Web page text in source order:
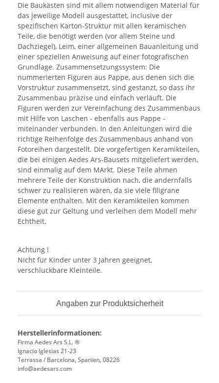
Die Baukästen sind mit allem notwendigen Material für
das jeweilige Modell ausgestattet, inclusive der
spezifischen Karton-Struktur mit allen keramischen
Teile, die benötigt werden (vor allem Steine und
Dachziegel), Leim, einer allgemeinen Bauanleitung und
einer speziellen Anweisung auf einer fotografischen
Grundlage. Zusammensetzungssystem: Die
nummerierten Figuren aus Pappe, aus denen sich die
Vorstruktur zusammensetzt, sind gestanzt, so dass ihr
Zusammenbau präzise und einfach verläuft. Die
Figuren werden zur Vereinfachung des Zusammenbaus
mit Hilfe von Laschen - ebenfalls aus Pappe -
miteinander verbunden. In den Anleitungen wird die
richtige Reihenfolge des Zusammenbaus anhand von
Fotoreihen dargestellt. Die vorgefertigen Keramikteilen,
die bei einigen Aedes Ars-Bausets mitgeliefert werden,
sind einmalig auf dem MArkt. Diese Teile ahmen
mehrere Teile der Konstruktion nach, die andernfalls
schwer zu realisieren wären, da sie viele filigrane
Elemente enthalten. Mit den Keramikteilen kommen
diese gut zur Geltung und verleihen dem Modell mehr
Echtheit.
Achtung !
Nicht für Kinder unter 3 Jahren geeignet,
verschluckbare Kleinteile.
Angaben zur Produktsicherheit
Herstellerinformationen:
Firma Aedes Ars S.L. ®
Ignacio Iglesias 21-23
Terrassa / Barcelona, Spanien, 08226
info@aedesars.com